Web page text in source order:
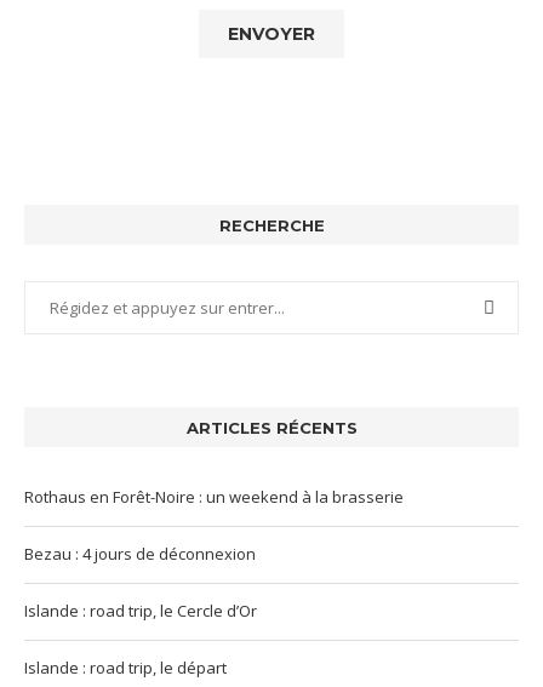
RECHERCHE
ARTICLES RÉCENTS
Rothaus en Forêt-Noire : un weekend à la brasserie
Bezau : 4 jours de déconnexion
Islande : road trip, le Cercle d’Or
Islande : road trip, le départ